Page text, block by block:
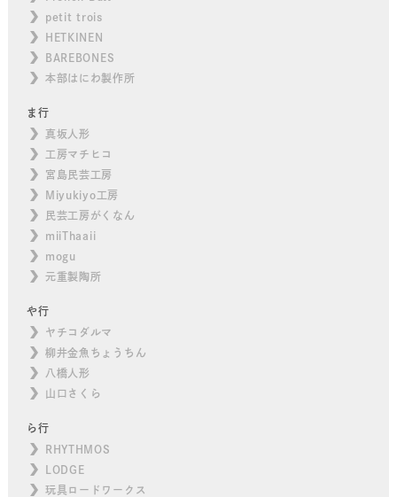
petit trois
HETKINEN
BAREBONES
本部はにわ製作所
ま行
真坂人形
工房マチヒコ
宮島民芸工房
Miyukiyo工房
民芸工房がくなん
miiThaaii
mogu
元重製陶所
や行
ヤチコダルマ
柳井金魚ちょうちん
八橋人形
山口さくら
ら行
RHYTHMOS
LODGE
玩具ロードワークス